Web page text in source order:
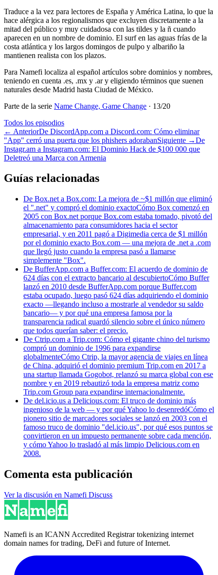
Traduce a la vez para lectores de España y América Latina, lo que la
hace alérgica a los regionalismos que excluyen discretamente a la
mitad del público y muy cuidadosa con las tildes y la ñ cuando
aparecen en un nombre de dominio. El surf en las aguas frías de la
costa atlántica y los largos domingos de pulpo y albariño la
mantienen realista con los plazos.
Para Namefi localiza al español artículos sobre dominios y nombres,
teniendo en cuenta .es, .mx y .ar y eligiendo términos que suenen
naturales desde Madrid hasta Ciudad de México.
Parte de la serie Name Change, Game Change · 13/20
Todos los episodios
← AnteriorDe DiscordApp.com a Discord.com: Cómo eliminar
"App" cerró una puerta que los phishers adorabanSiguiente →De
Instagr.am a Instagram.com: El Dominio Hack de $100 000 que
Deletreó una Marca con Armenia
Guías relacionadas
De Box.net a Box.com: La mejora de ~$1 millón que eliminó
el ".net" y compró el dominio exactoCómo Box comenzó en
2005 con Box.net porque Box.com estaba tomado, pivotó del
almacenamiento para consumidores hacia el sector
empresarial, y en 2011 pagó a Digimedia cerca de $1 millón
por el dominio exacto Box.com — una mejora de .net a .com
que llegó justo cuando la empresa pasó a llamarse
simplemente "Box".
De BufferApp.com a Buffer.com: El acuerdo de dominio de
624 días con el extracto bancario al descubiertoCómo Buffer
lanzó en 2010 desde BufferApp.com porque Buffer.com
estaba ocupado, luego pasó 624 días adquiriendo el dominio
exacto —llegando incluso a mostrarle al vendedor su saldo
bancario— y por qué una empresa famosa por la
transparencia radical guardó silencio sobre el único número
que todos querían saber: el precio.
De Ctrip.com a Trip.com: Cómo el gigante chino del turismo
compró un dominio de 1996 para expandirse
globalmenteCómo Ctrip, la mayor agencia de viajes en línea
de China, adquirió el dominio premium Trip.com en 2017 a
una startup llamada Gogobot, relanzó su marca global con ese
nombre y en 2019 rebautizó toda la empresa matriz como
Trip.com Group para expandirse internacionalmente.
De del.icio.us a Delicious.com: El truco de dominio más
ingenioso de la web — y por qué Yahoo lo desenredóCómo el
pionero sitio de marcadores sociales se lanzó en 2003 con el
famoso truco de dominio "del.icio.us", por qué esos puntos se
convirtieron en un impuesto permanente sobre cada mención,
y cómo Yahoo lo trasladó al más limpio Delicious.com en
2008.
Comenta esta publicación
Ver la discusión en Namefi Discuss
Namefi is an ICANN Accredited Registrar tokenizing internet
domain names for trading, DeFi and future of Internet.